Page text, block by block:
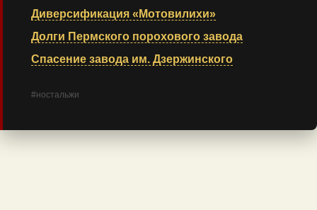
Диверсификация «Мотовилихи»
Долги Пермского порохового завода
Спасение завода им. Дзержинского
#ностальжи